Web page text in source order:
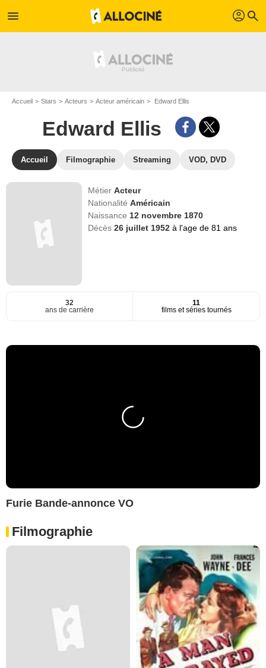
menu profil search
Accueil Stars Acteurs Acteur américain Edward Ellis
Edward Ellis
Accueil Filmographie Streaming VOD, DVD
MétierActeur
NationalitéAméricain
Naissance 12 novembre 1870
Décès26 juillet 1952à l'age de 81 ans
32
ans de carrière
11
films et séries tournés
Furie Bande-annonce VO
Filmographie